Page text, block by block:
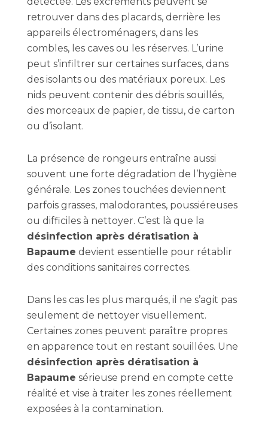
retrouver dans des placards, derrière les
appareils électroménagers, dans les
combles, les caves ou les réserves. L’urine
peut s’infiltrer sur certaines surfaces, dans
des isolants ou des matériaux poreux. Les
nids peuvent contenir des débris souillés,
des morceaux de papier, de tissu, de carton
ou d’isolant.
La présence de rongeurs entraîne aussi
souvent une forte dégradation de l’hygiène
générale. Les zones touchées deviennent
parfois grasses, malodorantes, poussiéreuses
ou difficiles à nettoyer. C’est là que la
désinfection après dératisation à
Bapaume devient essentielle pour rétablir
des conditions sanitaires correctes.
Dans les cas les plus marqués, il ne s’agit pas
seulement de nettoyer visuellement.
Certaines zones peuvent paraître propres
en apparence tout en restant souillées. Une
désinfection après dératisation à
Bapaume sérieuse prend en compte cette
réalité et vise à traiter les zones réellement
exposées à la contamination.